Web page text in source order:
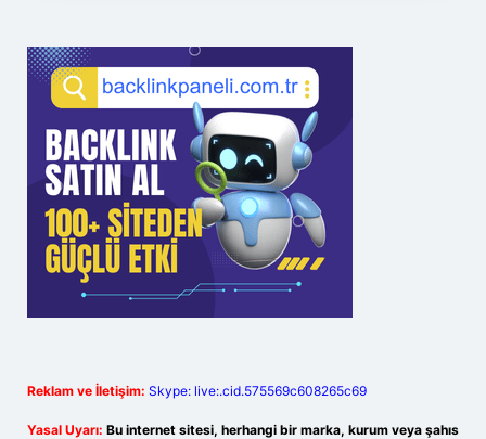
Reklam ve İletişim: Skype: live:.cid.575569c608265c69
Yasal Uyarı: Bu internet sitesi, herhangi bir marka, kurum veya şahıs